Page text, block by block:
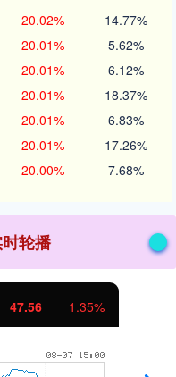
20.02% 14.77%
20.01% 5.62%
20.01% 6.12%
20.01% 18.37%
20.01% 6.83%
20.01% 17.26%
20.00% 7.68%
轮播
47.56 1.35%